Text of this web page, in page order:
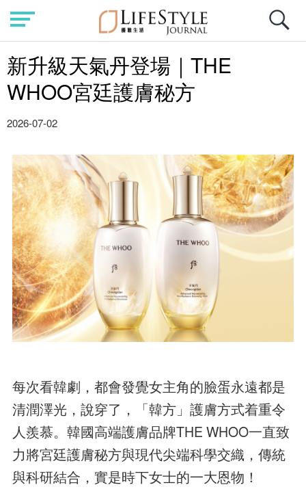
新升級天氣丹登場｜THE
WHOO宮廷護膚秘方
2026-07-02
每次看韓劇，都會發覺女主角的臉蛋永遠都是
清潤澤光，說穿了，「韓方」護膚方式着重令
人羨慕。韓國高端護膚品牌THE WHOO一直致
力將宮廷護膚秘方與現代尖端科學交織，傳統
與科研結合，實是時下女士的一大恩物！